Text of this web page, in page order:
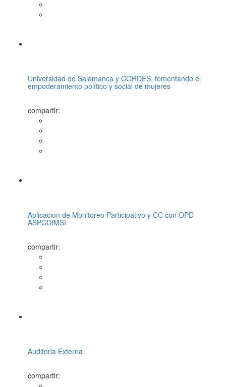
Universidad de Salamanca y CORDES, fomentando el
empoderamiento político y social de mujeres
compartir:
Aplicacion de Monitoreo Participativo y CC con OPD
ASPCDIMSI
compartir:
Auditoria Externa
compartir: